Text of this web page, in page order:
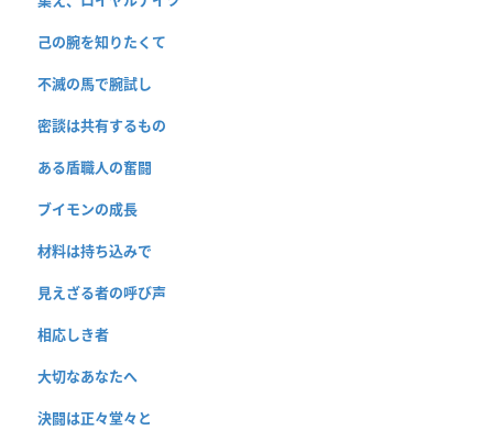
己の腕を知りたくて
不滅の馬で腕試し
密談は共有するもの
ある盾職人の奮闘
ブイモンの成長
材料は持ち込みで
見えざる者の呼び声
相応しき者
大切なあなたへ
決闘は正々堂々と